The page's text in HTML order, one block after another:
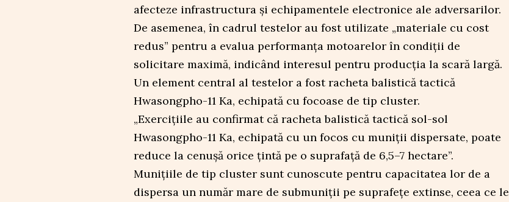
afecteze infrastructura și echipamentele electronice ale adversarilor.
De asemenea, în cadrul testelor au fost utilizate „materiale cu cost
redus” pentru a evalua performanța motoarelor în condiții de
solicitare maximă, indicând interesul pentru producția la scară largă.
Un element central al testelor a fost racheta balistică tactică
Hwasongpho-11 Ka, echipată cu focoase de tip cluster.
„Exercițiile au confirmat că racheta balistică tactică sol-sol
Hwasongpho-11 Ka, echipată cu un focos cu muniții dispersate, poate
reduce la cenușă orice țintă pe o suprafață de 6,5–7 hectare”.
Munițiile de tip cluster sunt cunoscute pentru capacitatea lor de a
dispersa un număr mare de submuniții pe suprafețe extinse, ceea ce le